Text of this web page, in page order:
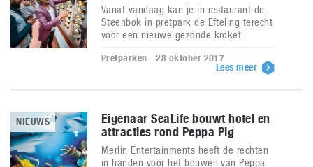
Vanaf vandaag kan je in restaurant de
Steenbok in pretpark de Efteling terecht
voor een nieuwe gezonde kroket.
Pretparken - 28 oktober 2017
Lees meer
NIEUWS
Eigenaar SeaLife bouwt hotel en
attracties rond Peppa Pig
Merlin Entertainments heeft de rechten
in handen voor het bouwen van Peppa